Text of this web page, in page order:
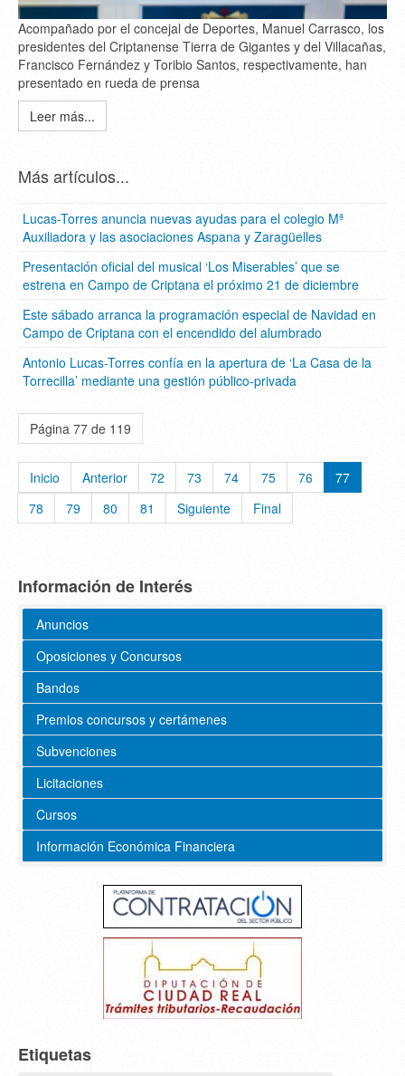
Acompañado por el concejal de Deportes, Manuel Carrasco, los
presidentes del Criptanense Tierra de Gigantes y del Villacañas,
Francisco Fernández y Toribio Santos, respectivamente, han
presentado en rueda de prensa
Leer más...
Más artículos...
Lucas-Torres anuncia nuevas ayudas para el colegio Mª
Auxiliadora y las asociaciones Aspana y Zaragüelles
Presentación oficial del musical ‘Los Miserables’ que se
estrena en Campo de Criptana el próximo 21 de diciembre
Este sábado arranca la programación especial de Navidad en
Campo de Criptana con el encendido del alumbrado
Antonio Lucas-Torres confía en la apertura de ‘La Casa de la
Torrecilla’ mediante una gestión público-privada
Página 77 de 119
Inicio Anterior 72 73 74 75 76
77
78
79 80 81 Siguiente Final
Información de Interés
Anuncios
Oposiciones y Concursos
Bandos
Premios concursos y certámenes
Subvenciones
Licitaciones
Cursos
Información Económica Financiera
Etiquetas